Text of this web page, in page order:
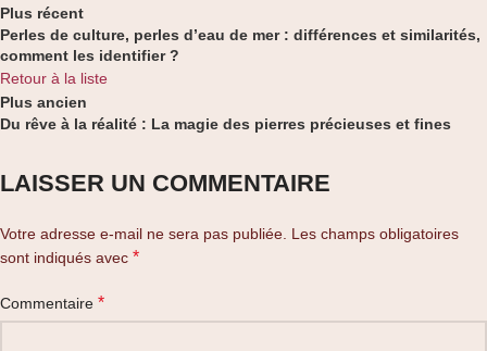
Plus récent
Perles de culture, perles d’eau de mer : différences et similarités,
comment les identifier ?
Retour à la liste
Plus ancien
Du rêve à la réalité : La magie des pierres précieuses et fines
LAISSER UN COMMENTAIRE
Votre adresse e-mail ne sera pas publiée. Les champs obligatoires
sont indiqués avec *
Commentaire *